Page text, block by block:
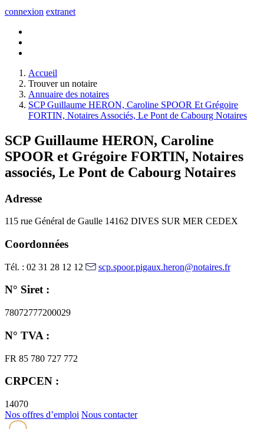
connexion extranet
Accueil
Trouver un notaire
Annuaire des notaires
SCP Guillaume HERON, Caroline SPOOR Et Grégoire
FORTIN, Notaires Associés, Le Pont de Cabourg Notaires
SCP Guillaume HERON, Caroline
SPOOR et Grégoire FORTIN, Notaires
associés, Le Pont de Cabourg Notaires
Adresse
115 rue Général de Gaulle 14162 DIVES SUR MER CEDEX
Coordonnées
Tél. : 02 31 28 12 12 scp.spoor.pigaux.heron@notaires.fr
N° Siret :
78072777200029
N° TVA :
FR 85 780 727 772
CRPCEN :
14070
Nos offres d’emploi Nous contacter